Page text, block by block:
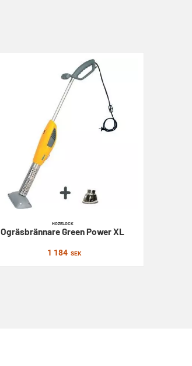
HOZELOCK
OgräsbrännareGreen Power XL
1 184 SEK